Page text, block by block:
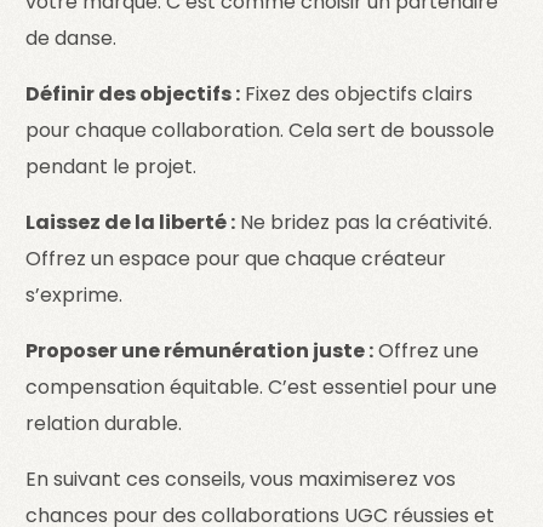
de danse.
Définir des objectifs : Fixez des objectifs clairs
pour chaque collaboration. Cela sert de boussole
pendant le projet.
Laissez de la liberté : Ne bridez pas la créativité.
Offrez un espace pour que chaque créateur
s’exprime.
Proposer une rémunération juste :Offrez une
compensation équitable. C’est essentiel pour une
relation durable.
En suivant ces conseils, vous maximiserez vos
chances pour des collaborations UGC réussies et